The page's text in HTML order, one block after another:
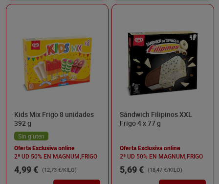
Kids Mix Frigo 8 unidades
392 g
Sin gluten
Oferta Exclusiva online
2ª UD 50% EN MAGNUM,FRIGO
4,99 € (12,73 €/KILO)
Sándwich Filipinos XXL
Frigo 4 x 77 g
Oferta Exclusiva online
2ª UD 50% EN MAGNUM,FRIGO
5,69 € (18,47 €/KILO)